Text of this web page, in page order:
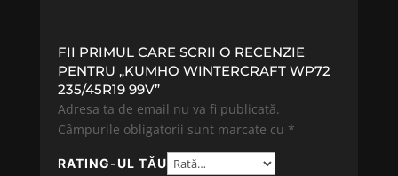
FII PRIMUL CARE SCRII O RECENZIE
PENTRU „KUMHO WINTERCRAFT WP72
235/45R19 99V”
Adresa ta de email nu va fi publicată.
Câmpurile obligatorii sunt marcate cu *
RATING-UL TĂU